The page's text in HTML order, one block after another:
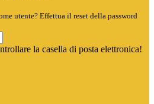
utente? Effettua il reset della password
la casella di posta elettronica!